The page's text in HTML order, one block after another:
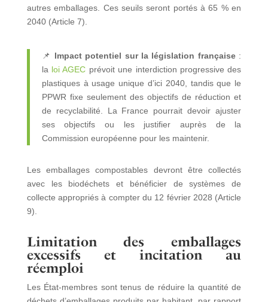
autres emballages. Ces seuils seront portés à 65 % en
2040 (Article 7).
📌 Impact potentiel sur la législation française:
la loi AGEC prévoit une interdiction progressive des
plastiques à usage unique d’ici 2040, tandis que le
PPWR fixe seulement des objectifs de réduction et
de recyclabilité. La France pourrait devoir ajuster
ses objectifs ou les justifier auprès de la
Commission européenne pour les maintenir.
Les emballages compostables devront être collectés
avec les biodéchets et bénéficier de systèmes de
collecte appropriés à compter du 12 février 2028 (Article
9).
Limitation des emballages
excessifs et incitation au
réemploi
Les État-membres sont tenus de réduire la quantité de